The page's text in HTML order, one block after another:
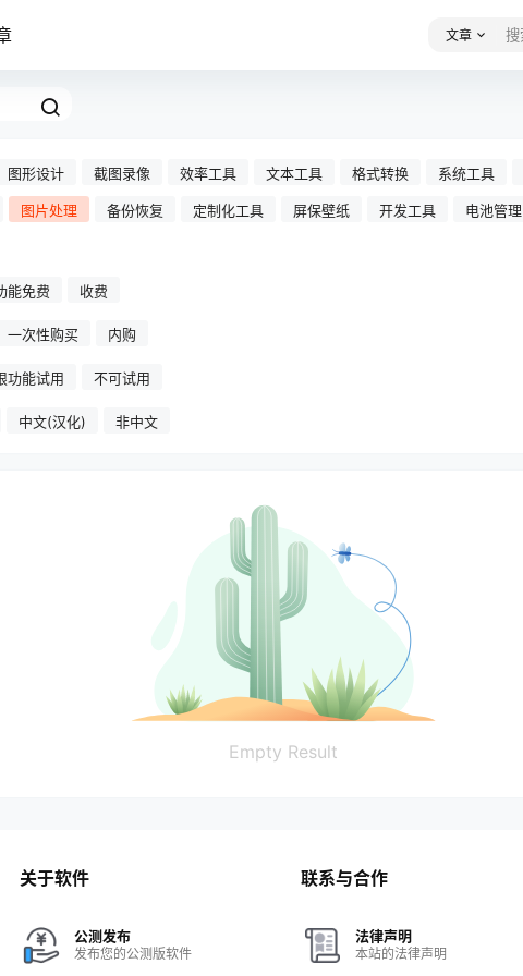
文章
图形设计 截图录像 效率工具 文本工具 格式转换 系统工具
图片处理 备份恢复 定制化工具 屏保壁纸 开发工具 电池管理
能免费 收费
一次性购买 内购
功能试用 不可试用
中文(汉化) 非中文
Empty Result
关于软件
公测发布
发布您的公测版软件
联系与合作
法律声明
本站的法律声明